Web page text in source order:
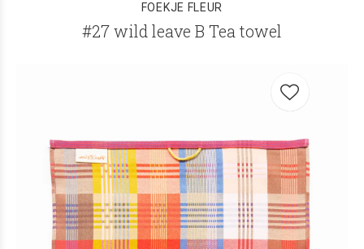
FOEKJE FLEUR
#27 wild leave B Tea towel